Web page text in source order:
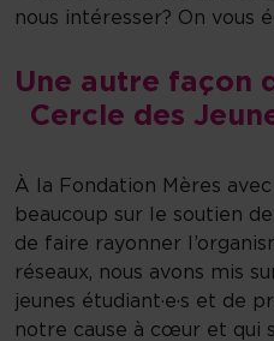
nous intéresser? On vous
Une autre façon
Cercle des
À la Fondation Mères
beaucoup sur le soutien de
de faire rayonner
réseaux, nous avons mis
jeunes étudiant·e·s et de
notre cause à cœur et qui